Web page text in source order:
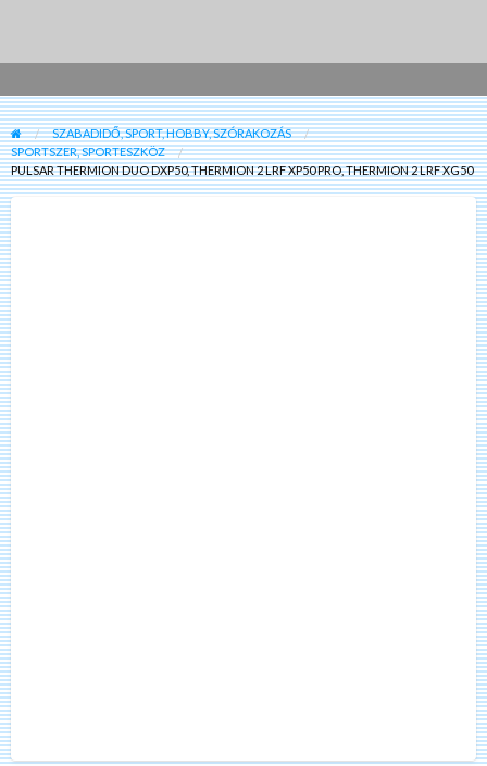
SZABADIDŐ, SPORT, HOBBY, SZÓRAKOZÁS
SPORTSZER, SPORTESZKÖZ
PULSAR THERMION DUO DXP50, THERMION 2 LRF XP50 PRO, THERMION 2 LRF XG50